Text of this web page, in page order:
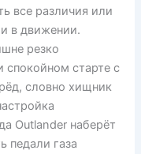
все различия или
в движении.
резко
спокойном старте с
словно хищник
Outlander наберёт
педали газа